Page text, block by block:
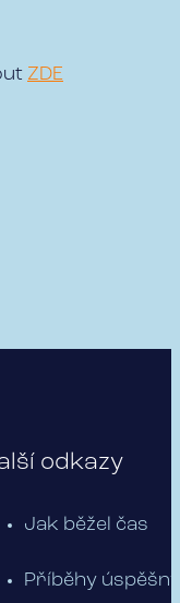
ZDE
odkazy
Jak běžel čas
Příběhy